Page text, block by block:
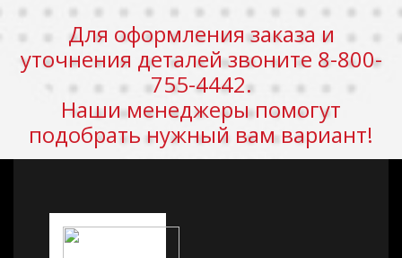
Для оформления заказа и
уточнения деталей звоните 8-800-
755-4442.
Наши менеджеры помогут
подобрать нужный вам вариант!